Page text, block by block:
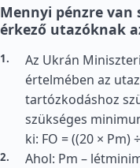
Mennyi pénzre van
érkező utazóknak
Az Ukrán
értelmében az
tartózkodáshoz
szükséges
ki: FO = ((20 × Pm)
Ahol: Pm –